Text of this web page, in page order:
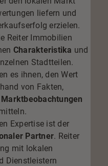
liefern und
erzielen.
Reiter Immobilien
Charakteristika und
Stadtteilen.
es ihnen, den Wert
von Fakten,
Marktbeobachtungen
Expertise ist der
Partner. Reiter
mit lokalen
Dienstleistern